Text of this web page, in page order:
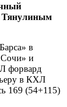
Тянулиным
в
и
форвард
в КХЛ
169 (54+115)